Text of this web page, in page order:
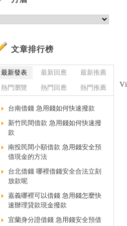
文章排行榜
最新發表 最新回應
最新推薦
熱門瀏覽
熱門回應 熱門推薦
台南借錢 急用錢如何快速撥款
新竹民間借款 急用錢如何快速撥
款
南投民間小額借款 急用錢安全預
借現金的方法
台北借錢 哪裡借錢安全合法立刻
放款呢
嘉義哪裡可以借錢 急用錢怎麼快
速辦理貸款現金撥款
宜蘭身分證借錢 急用錢安全預借